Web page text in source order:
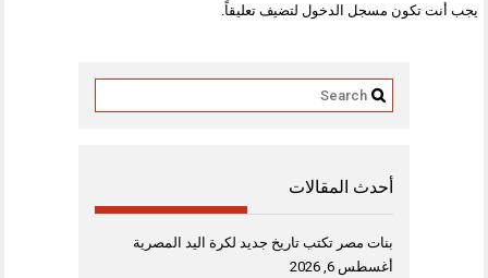
يجب أنت تكون مسجل الدخول لتضيف تعليقاً.
أحدث المقالات
بنات مصر تكتب تاريخ جديد لكرة اليد المصرية
أغسطس 6, 2026